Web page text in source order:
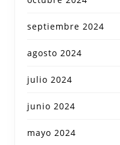
septiembre 2024
agosto 2024
julio 2024
junio 2024
mayo 2024